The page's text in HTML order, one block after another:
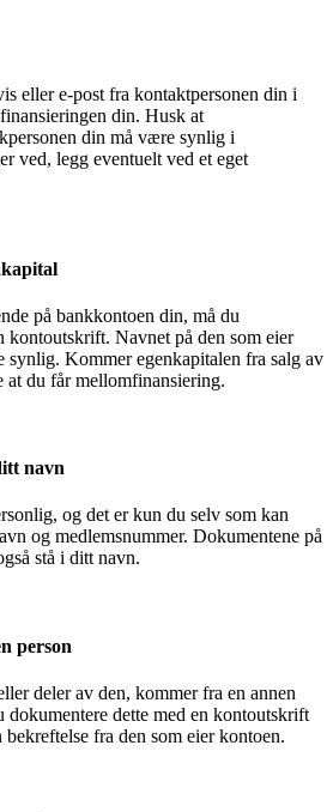
eller e-post fra kontaktpersonen din i
din. Husk at
din må være synlig i
ved, legg eventuelt ved et eget
på bankkontoen din, må du
kontoutskrift. Navnet på den som eier
synlig. Kommer egenkapitalen fra salg av
at du får mellomfinansiering.
navn
og det er kun du selv som kan
og medlemsnummer. Dokumentene på
stå i ditt navn.
person
deler av den, kommer fra en annen
dokumentere dette med en kontoutskrift
fra den som eier kontoen.